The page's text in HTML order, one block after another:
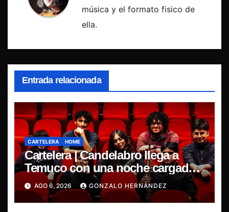
música y el formato fisico de
ella.
Entrada relacionada
CARTELERA HOME
Cartelera | Candelabro llega a
Temuco con una noche cargada
de indie
AGO 6, 2026 GONZALO HERNÁNDEZ